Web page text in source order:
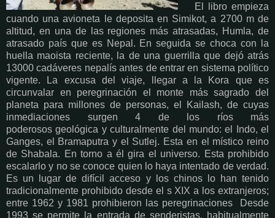
El libro empieza
cuando una avioneta le deposita en Simikot, a 2700 m de
altitud, en una de las regiones más atrasadas, Humla, de
atrasado país que es Nepal. En seguida se choca con la
huella maoista reciente, la de una guerrilla que dejó atrás
13000 cadáveres nepalís antes de entrar en sistema político
vigente. La excusa del viaje, llegar a la Kora que es
circunvalar en peregrinación el monte más sagrado del
planeta para millones de personas, el Kailash, de cuyas
inmediaciones surgen 4 de los ríos más
poderosos geológica y culturalmente del mundo: el Indo, el
Ganges, el Bramaputra y el Sutlej. Esta en el místico reino
de Shabala. En torno a él gira el universo. Esta prohibido
escalarlo y no se conoce quien lo haya intentado de verdad.
Es un lugar de difícil acceso y los chinos lo han tenido
tradicionalmente prohibido desde el s XIX a los extranjeros;
entre 1962 y 1981 prohibieron las peregrinaciones Desde
1993 se permite la entrada de senderistas, habitualmente